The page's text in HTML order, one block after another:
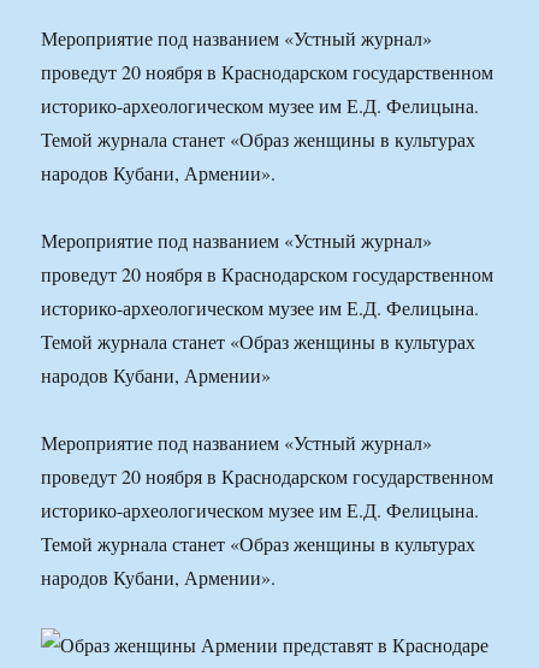
Мероприятие под названием «Устный журнал»
проведут 20 ноября в Краснодарском государственном
историко-археологическом музее им Е.Д. Фелицына.
Темой журнала станет «Образ женщины в культурах
народов Кубани, Армении».
Мероприятие под названием «Устный журнал»
проведут 20 ноября в Краснодарском государственном
историко-археологическом музее им Е.Д. Фелицына.
Темой журнала станет «Образ женщины в культурах
народов Кубани, Армении»
Мероприятие под названием «Устный журнал»
проведут 20 ноября в Краснодарском государственном
историко-археологическом музее им Е.Д. Фелицына.
Темой журнала станет «Образ женщины в культурах
народов Кубани, Армении».